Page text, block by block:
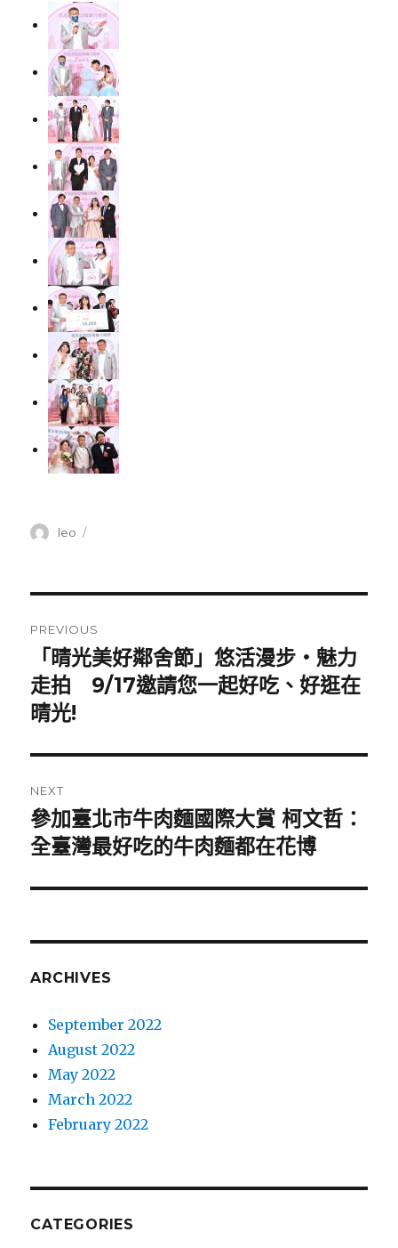
Author
leo
navigation
PREVIOUS
Previous
post:
「晴光美好鄰舍節」悠活漫步‧魅力
走拍 9/17邀請您一起好吃、好逛在
晴光!
NEXT
Next
post:
參加臺北市牛肉麵國際大賞 柯文哲：
全臺灣最好吃的牛肉麵都在花博
ARCHIVES
September 2022
August 2022
May 2022
March 2022
February 2022
CATEGORIES